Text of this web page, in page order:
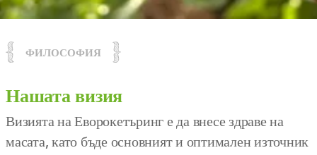
ФИЛОСОФИЯ
Нашата визия
Визията на Еворокетъринг е да внесе здраве на
масата, като бъде основният и оптимален източник